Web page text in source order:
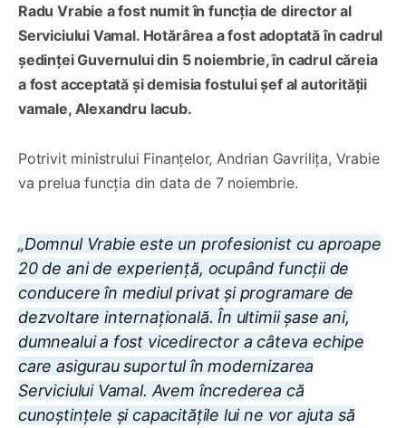
Radu Vrabie a fost numit în funcția de director al
Serviciului Vamal. Hotărârea a fost adoptată în cadrul
ședinței Guvernului din 5 noiembrie, în cadrul căreia
a fost acceptată și demisia fostului șef al autorității
vamale, Alexandru Iacub.
Potrivit ministrului Finanțelor, Andrian Gavrilița, Vrabie
va prelua funcția din data de 7 noiembrie.
„Domnul Vrabie este un profesionist cu aproape
20 de ani de experiență, ocupând funcții de
conducere în mediul privat și programare de
dezvoltare internațională. În ultimii șase ani,
dumnealui a fost vicedirector a câteva echipe
care asigurau suportul în modernizarea
Serviciului Vamal. Avem încrederea că
cunoștințele și capacitățile lui ne vor ajuta să